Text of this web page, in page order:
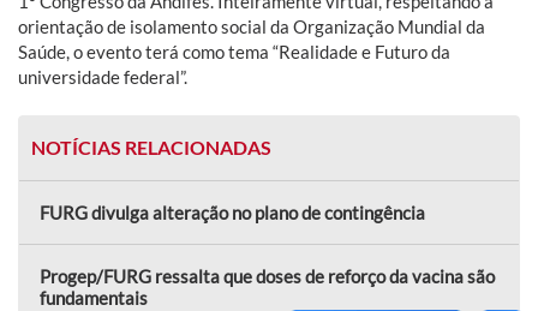
orientação de isolamento social da Organização Mundial da
Saúde, o evento terá como tema “Realidade e Futuro da
universidade federal”.
NOTÍCIAS RELACIONADAS
FURG divulga alteração no plano de contingência
Progep/FURG ressalta que doses de reforço da vacina são
fundamentais